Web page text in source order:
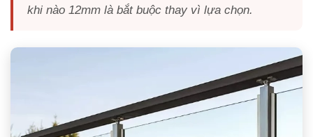
khi nào 12mm là bắt buộc thay vì lựa chọn.